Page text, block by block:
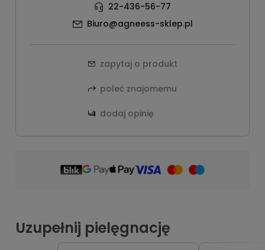
22-436-56-77
Biuro@agneess-sklep.pl
zapytaj o produkt
poleć znajomemu
dodaj opinię
Uzupełnij pielęgnację